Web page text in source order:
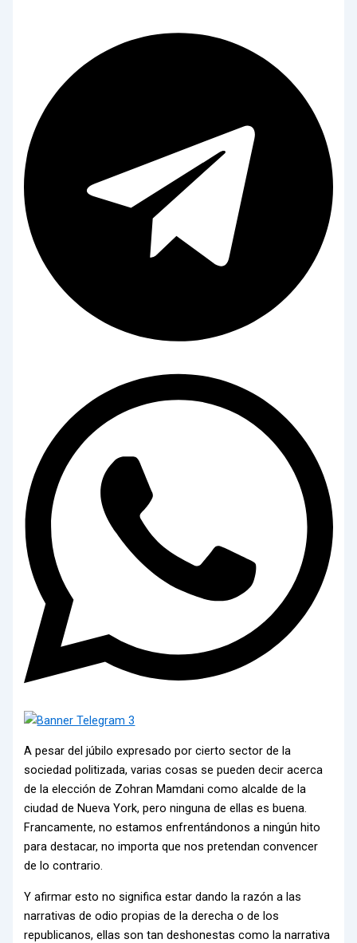
A pesar del júbilo expresado por cierto sector de la
sociedad politizada, varias cosas se pueden decir acerca
de la elección de Zohran Mamdani como alcalde de la
ciudad de Nueva York, pero ninguna de ellas es buena.
Francamente, no estamos enfrentándonos a ningún hito
para destacar, no importa que nos pretendan convencer
de lo contrario.
Y afirmar esto no significa estar dando la razón a las
narrativas de odio propias de la derecha o de los
republicanos, ellas son tan deshonestas como la narrativa